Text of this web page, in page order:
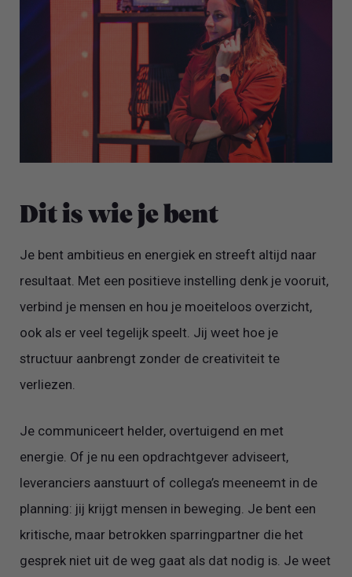
Dit is wie je bent
Je bent ambitieus en energiek en streeft altijd naar
resultaat. Met een positieve instelling denk je vooruit,
verbind je mensen en hou je moeiteloos overzicht,
ook als er veel tegelijk speelt. Jij weet hoe je
structuur aanbrengt zonder de creativiteit te
verliezen.
Je communiceert helder, overtuigend en met
energie. Of je nu een opdrachtgever adviseert,
leveranciers aanstuurt of collega’s meeneemt in de
planning: jij krijgt mensen in beweging. Je bent een
kritische, maar betrokken sparringpartner die het
gesprek niet uit de weg gaat als dat nodig is. Je weet